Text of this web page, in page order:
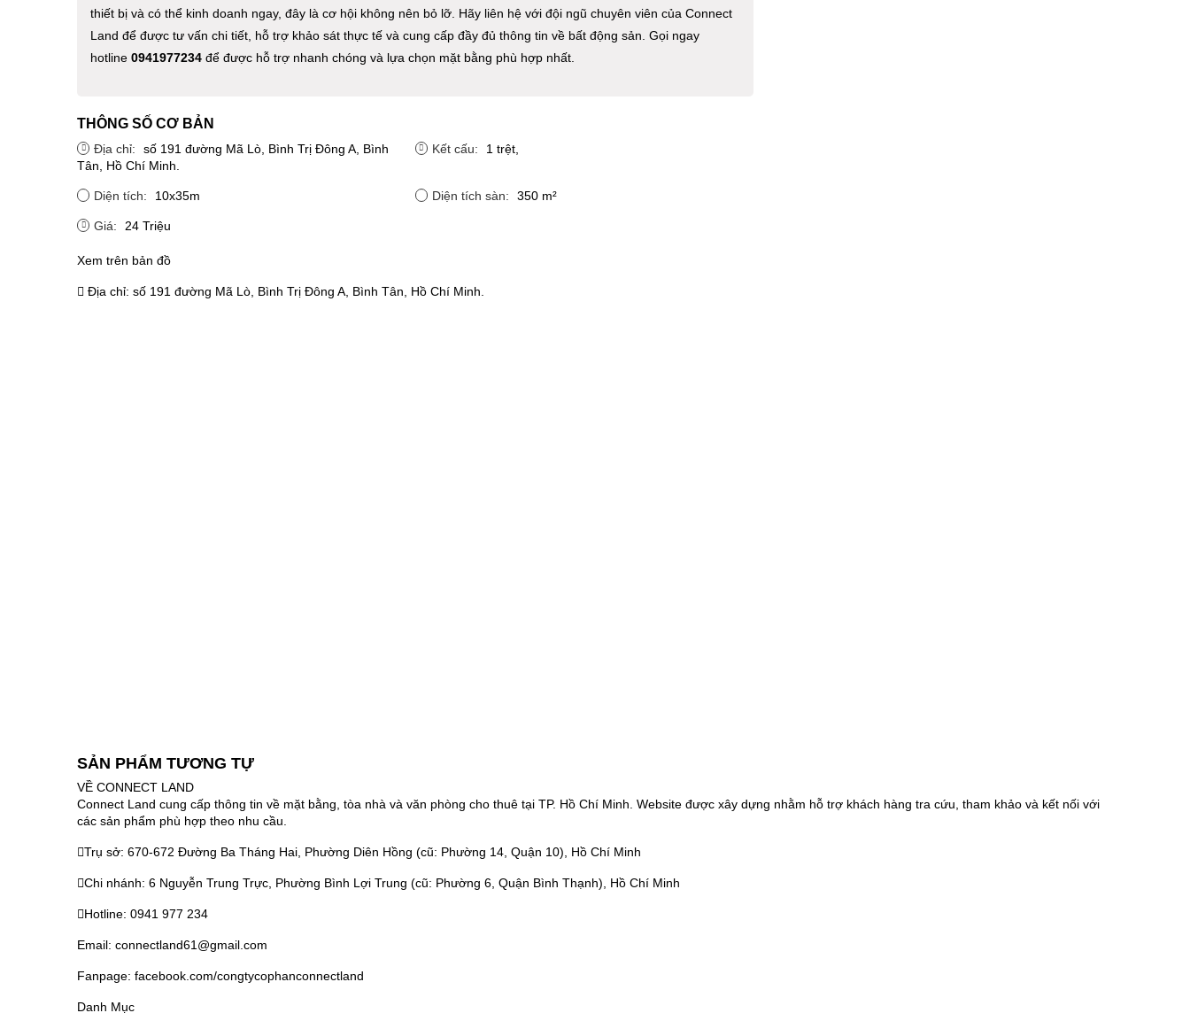
thiết bị và có thể kinh doanh ngay, đây là cơ hội không nên bỏ lỡ. Hãy liên hệ với đội ngũ chuyên viên của Connect
Land để được tư vấn chi tiết, hỗ trợ khảo sát thực tế và cung cấp đầy đủ thông tin về bất động sản. Gọi ngay
hotline 0941977234 để được hỗ trợ nhanh chóng và lựa chọn mặt bằng phù hợp nhất.
THÔNG SỐ CƠ BẢN
Địa chỉ:
số 191 đường Mã Lò, Bình Trị Đông A, Bình
Tân, Hồ Chí Minh.
Kết cấu: 1 trệt,
Diện tích: 10x35m Diện tích sàn: 350 m²
Giá: 24 Triệu
Xem trên bản đồ
Địa chỉ: số 191 đường Mã Lò, Bình Trị Đông A, Bình Tân, Hồ Chí Minh.
SẢN PHẨM TƯƠNG TỰ
VỀ CONNECT LAND
Connect Land cung cấp thông tin về mặt bằng, tòa nhà và văn phòng cho thuê tại TP. Hồ Chí Minh. Website được xây dựng nhằm hỗ trợ khách hàng tra cứu, tham khảo và kết nối với
các sản phẩm phù hợp theo nhu cầu.
Trụ sở: 670-672 Đường Ba Tháng Hai, Phường Diên Hồng (cũ: Phường 14, Quận 10), Hồ Chí Minh
Chi nhánh: 6 Nguyễn Trung Trực, Phường Bình Lợi Trung (cũ: Phường 6, Quận Bình Thạnh), Hồ Chí Minh
Hotline: 0941 977 234
Email: connectland61@gmail.com
Fanpage: facebook.com/congtycophanconnectland
Danh Mục